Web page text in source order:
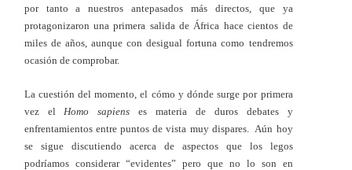
por tanto a nuestros antepasados más directos, que ya
protagonizaron una primera salida de África hace cientos de
miles de años, aunque con desigual fortuna como tendremos
ocasión de comprobar.
La cuestión del momento, el cómo y dónde surge por primera
vez el Homo sapiens es materia de duros debates y
enfrentamientos entre puntos de vista muy dispares. Aún hoy
se sigue discutiendo acerca de aspectos que los legos
podríamos considerar “evidentes” pero que no lo son en